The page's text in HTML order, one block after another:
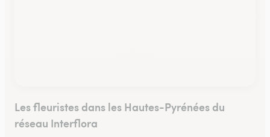
Les fleuristes dans les Hautes-Pyrénées du
réseau Interflora